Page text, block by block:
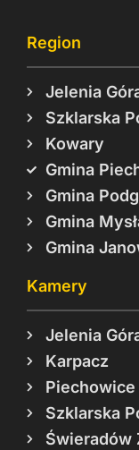
Region
Jelenia
Szklarska
Kowary
Gmina
Gmina
Gmina
Gmina
Kamery
Jelenia
Karpacz
Piechowice
Szklarska
Świeradów